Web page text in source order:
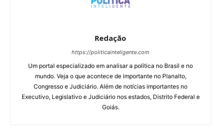
Redação
https://politicainteligente.com
Um portal especializado em analisar a política no Brasil e no
mundo. Veja o que acontece de importante no Planalto,
Congresso e Judiciário. Além de notícias importantes no
Executivo, Legislativo e Judiciário nos estados, Distrito Federal e
Goiás.